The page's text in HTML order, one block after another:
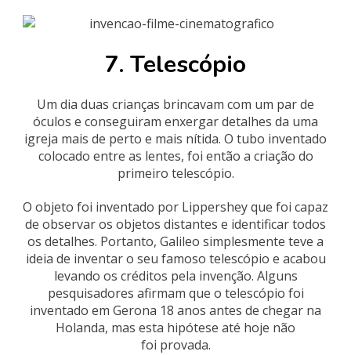
7. Telescópio
Um dia duas crianças brincavam com um par de
óculos e conseguiram enxergar detalhes da uma
igreja mais de perto e mais nítida. O tubo inventado
colocado entre as lentes, foi então a criação do
primeiro telescópio.
O objeto foi inventado por Lippershey que foi capaz
de observar os objetos distantes e identificar todos
os detalhes. Portanto, Galileo simplesmente teve a
ideia de inventar o seu famoso telescópio e acabou
levando os créditos pela invenção. Alguns
pesquisadores afirmam que o telescópio foi
inventado em Gerona 18 anos antes de chegar na
Holanda, mas esta hipótese até hoje não
foi provada.